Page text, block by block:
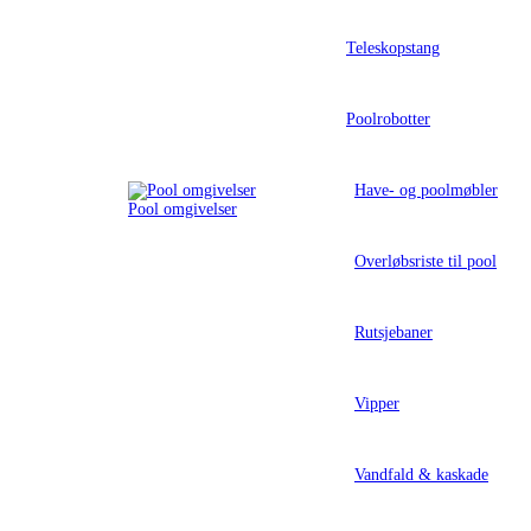
Teleskopstang
Poolrobotter
Pool omgivelser
Have- og poolmøbler
Overløbsriste til pool
Rutsjebaner
Vipper
Vandfald & kaskade